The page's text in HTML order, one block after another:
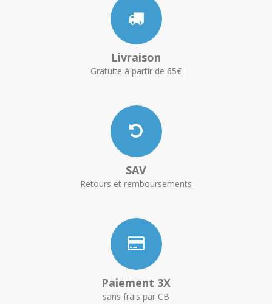
Livraison
Gratuite à partir de 65€
SAV
Retours et remboursements
Paiement 3X
sans frais par CB